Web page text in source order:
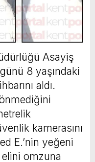
Asayiş
8 yaşındaki
aldı.
kamerasını
E.’nin yeğeni
elini omzuna